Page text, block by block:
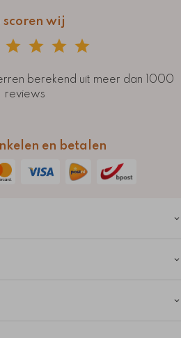
scoren wij
berekend uit meer dan 1000
reviews
en betalen